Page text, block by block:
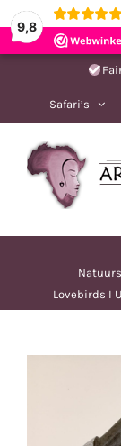
9,8
naar
Safari’s
Lovebirds I